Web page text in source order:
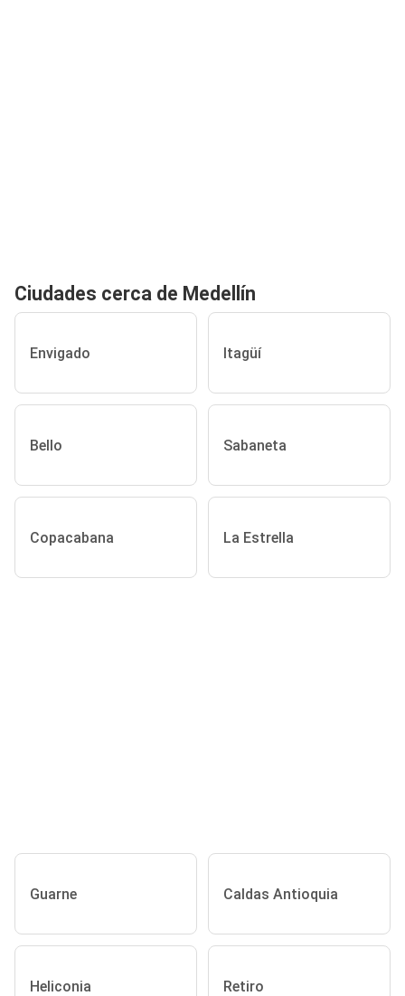
Ciudades cerca de Medellín
Envigado Itagüí
Bello Sabaneta
Copacabana La Estrella
Guarne Caldas Antioquia
Heliconia Retiro